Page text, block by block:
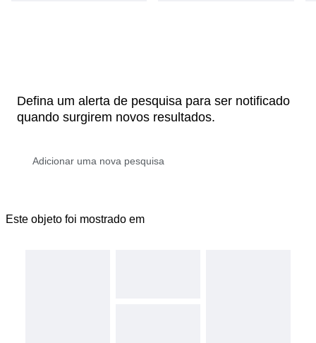
Defina um alerta de pesquisa para ser notificado
quando surgirem novos resultados.
Este objeto foi mostrado em